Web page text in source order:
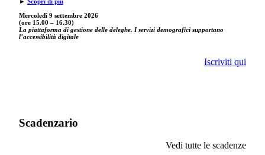
Mercoledì 9 settembre 2026
(ore 15.00 – 16.30)
La piattaforma di gestione delle deleghe. I servizi demografici supportano
l’accessibilità digitale
Iscriviti qui
Scadenzario
Vedi tutte le scadenze